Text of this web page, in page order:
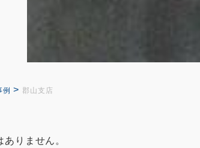
例 > 郡山支店
りません。